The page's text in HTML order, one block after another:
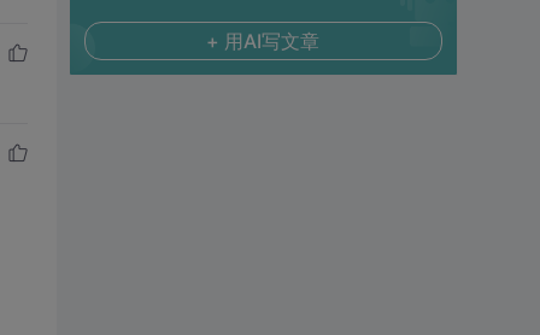
+ 用AI写文章